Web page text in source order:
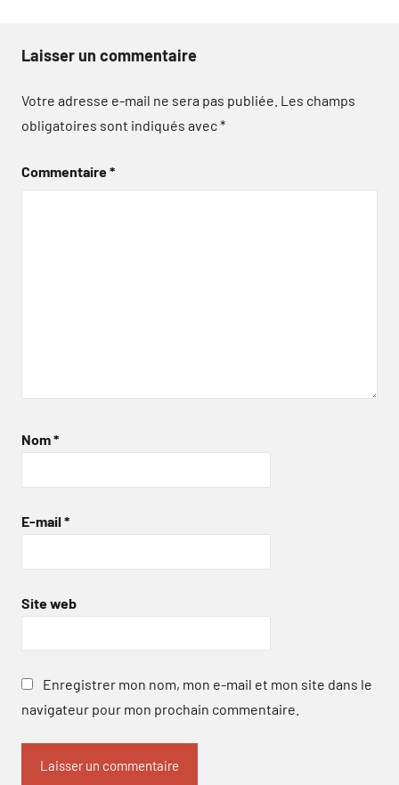
Laisser un commentaire
Votre adresse e-mail ne sera pas publiée. Les champs
obligatoires sont indiqués avec*
Commentaire*
Nom*
E-mail *
Site web
Enregistrer mon nom, mon e-mail et mon site dans le
navigateur pour mon prochain commentaire.